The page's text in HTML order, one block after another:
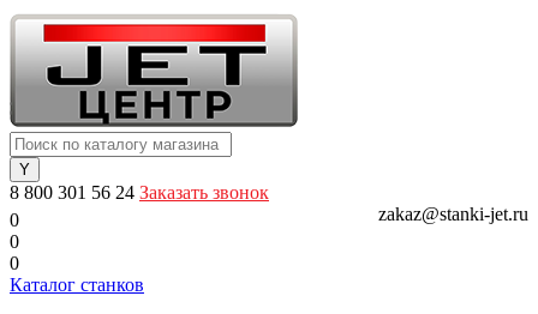
8 800 301 56 24 Заказать звонок
zakaz@stanki-jet.ru
0
0
0
Каталог станков